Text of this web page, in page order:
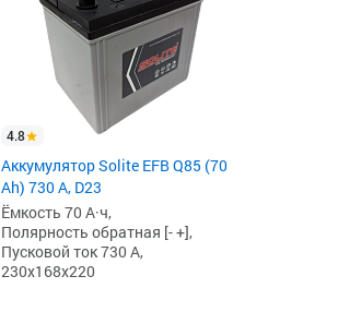
4.8
Аккумулятор Solite EFB Q85 (70
Ah) 730 А, D23
Ёмкость 70 А·ч,
Полярность обратная [- +],
Пусковой ток 730 А,
230x168x220